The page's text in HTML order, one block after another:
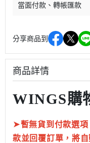
當面付款
轉帳匯款
分享商品到
商品詳情
WINGS購
➤暫無貨到付款選
款並回覆訂單，將